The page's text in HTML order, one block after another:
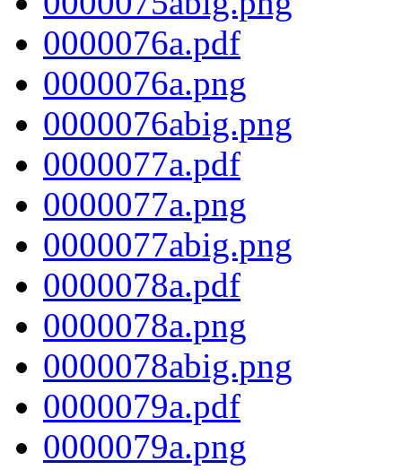
0000076a.pdf
0000076a.png
0000076abig.png
0000077a.pdf
0000077a.png
0000077abig.png
0000078a.pdf
0000078a.png
0000078abig.png
0000079a.pdf
0000079a.png